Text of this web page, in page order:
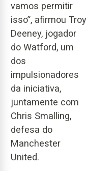
vamos permitir
isso”, afirmou Troy
Deeney, jogador
do Watford, um
dos
impulsionadores
da iniciativa,
juntamente com
Chris Smalling,
defesa do
Manchester
United.